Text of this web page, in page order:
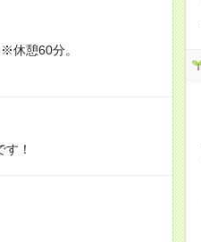
憩60分。
！